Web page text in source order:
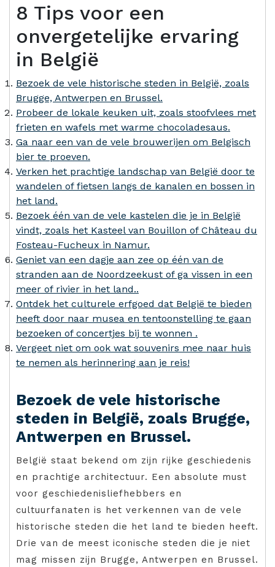
8 Tips voor een
onvergetelijke ervaring
in België
Bezoek de vele historische steden in België, zoals
Brugge, Antwerpen en Brussel.
Probeer de lokale keuken uit, zoals stoofvlees met
frieten en wafels met warme chocoladesaus.
Ga naar een van de vele brouwerijen om Belgisch
bier te proeven.
Verken het prachtige landschap van België door te
wandelen of fietsen langs de kanalen en bossen in
het land.
Bezoek één van de vele kastelen die je in België
vindt, zoals het Kasteel van Bouillon of Château du
Fosteau-Fucheux in Namur.
Geniet van een dagje aan zee op één van de
stranden aan de Noordzeekust of ga vissen in een
meer of rivier in het land..
Ontdek het culturele erfgoed dat België te bieden
heeft door naar musea en tentoonstelling te gaan
bezoeken of concertjes bij te wonnen .
Vergeet niet om ook wat souvenirs mee naar huis
te nemen als herinnering aan je reis!
Bezoek de vele historische
steden in België, zoals Brugge,
Antwerpen en Brussel.
België staat bekend om zijn rijke geschiedenis
en prachtige architectuur. Een absolute must
voor geschiedenisliefhebbers en
cultuurfanaten is het verkennen van de vele
historische steden die het land te bieden heeft.
Drie van de meest iconische steden die je niet
mag missen zijn Brugge, Antwerpen en Brussel.